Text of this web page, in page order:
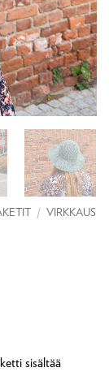
/ VIRKKAUS
sisältää